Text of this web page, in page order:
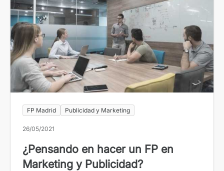
FP Madrid Publicidad y Marketing
26/05/2021
¿Pensando en hacer un FP en
Marketing y Publicidad?